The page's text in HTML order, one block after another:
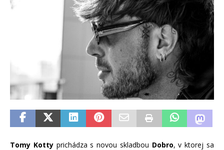
Tomy Kottyprichádza s novou skladbou Dobro, v ktorej sa